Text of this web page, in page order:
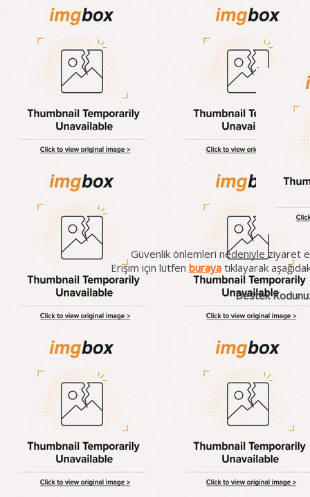
Güvenlik önlemleri nedeniyle ziyaret
Erişim için lütfen burayatıklayarak
Destek